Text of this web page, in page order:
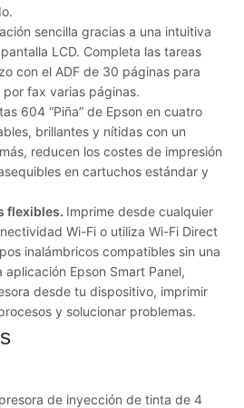
sencilla gracias a una intuitiva
LCD. Completa las tareas
con el ADF de 30 páginas para
fax varias páginas.
604 “Piña” de Epson en cuatro
brillantes y nítidas con un
reducen los costes de impresión
en cartuchos estándar y
flexibles. Imprime desde cualquier
Wi-Fi o utiliza Wi-Fi Direct
inalámbricos compatibles sin una
aplicación Epson Smart Panel,
desde tu dispositivo, imprimir
y solucionar problemas.
de inyección de tinta de 4